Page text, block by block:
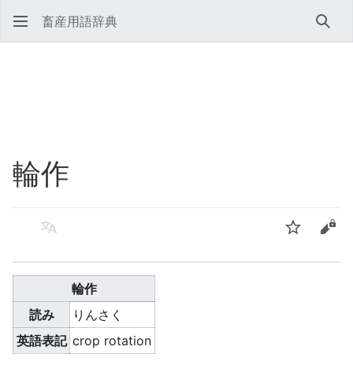
畜産用語辞典 検索
輪作
言語 ウォッチソ
輪作
読み
りんさく
英語表記 crop rotation